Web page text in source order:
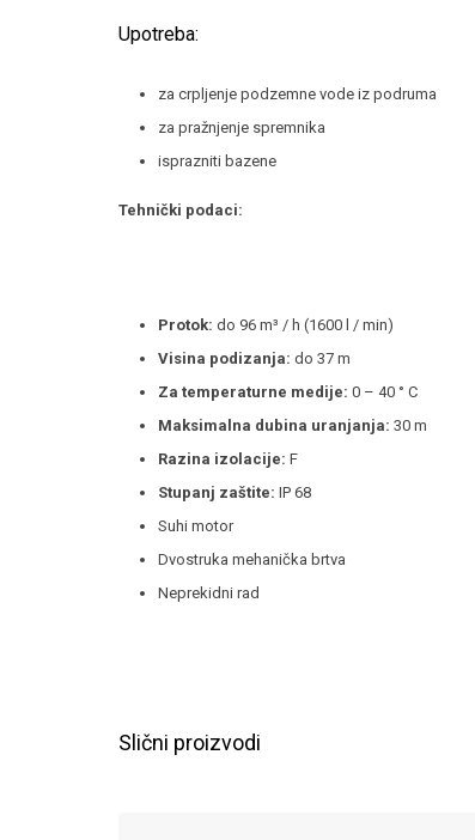
Upotreba:
za crpljenje podzemne vode iz podruma
za pražnjenje spremnika
isprazniti bazene
Tehnički podaci:
Protok: do 96 m³ / h (1600 l / min)
Visina podizanja: do 37 m
Za temperaturne medije: 0 – 40 ° C
Maksimalna dubina uranjanja: 30 m
Razina izolacije: F
Stupanj zaštite: IP 68
Suhi motor
Dvostruka mehanička brtva
Neprekidni rad
Slični proizvodi